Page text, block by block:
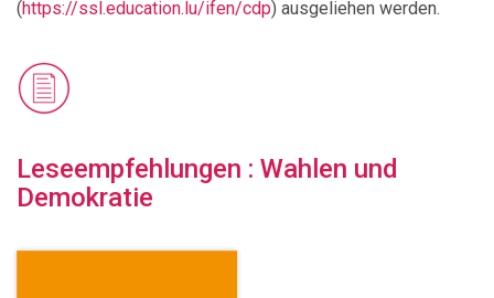
(https://ssl.education.lu/ifen/cdp) ausgeliehen werden.
Leseempfehlungen : Wahlen und
Demokratie